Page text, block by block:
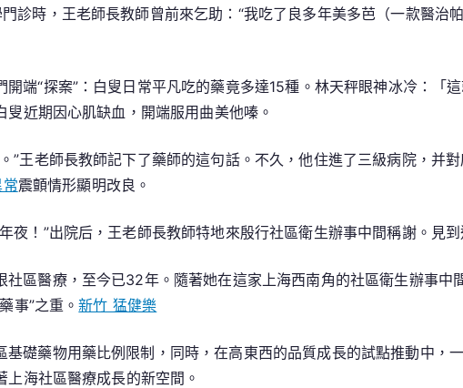
竹
診
煩
“藥
事”
診時，王老師長教師曾前來乞助：“我吃了良多年美多芭（一款醫治
端“探案”：白叟日常平凡吃的藥竟多達15種。林天秤眼神冰冷：「
近期因心肌缺血，開端服用曲美他嗪。
”王老師長教師記下了藥師的這句話。不久，他住進了三級病院，并
震顫情形顯明改良。
夜！”出院后，王老師長教師特地來殷行社區衛生辦事中間稱謝。見
區醫療，至今已32年。隨著她在這家上海西南角的社區衛生辦事中
事”之重。新竹 猛健樂
礎藥物用藥比例限制，同時，在高東西的品質成長的試點推動中，
海社區醫療成長的新空間。